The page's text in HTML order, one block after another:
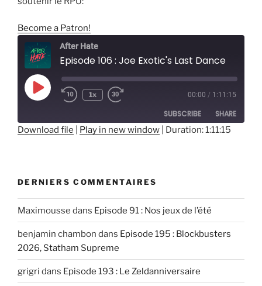
Become a Patron!
After Hate
Episode 106 : Joe Exotic's Last Dance
Play
Episode
1x 00:00 / 1:11:15
SUBSCRIBE SHARE
Download file Play in new window Duration: 1:11:15
DERNIERS COMMENTAIRES
Maximousse dans Episode 91 : Nos jeux de l’été
benjamin chambon dans Episode 195 : Blockbusters
2026, Statham Supreme
grigri dans Episode 193 : Le Zeldanniversaire